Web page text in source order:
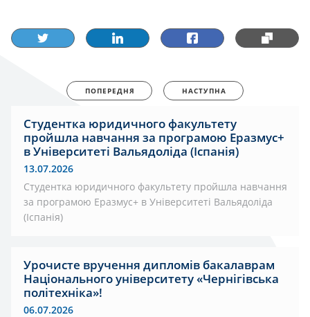
ПОПЕРЕДНЯ НАСТУПНА
Студентка юридичного факультету
пройшла навчання за програмою Еразмус+
в Університеті Вальядоліда (Іспанія)
13.07.2026
Студентка юридичного факультету пройшла навчання
за програмою Еразмус+ в Університеті Вальядоліда
(Іспанія)
Урочисте вручення дипломів бакалаврам
Національного університету «Чернігівська
політехніка»!
06.07.2026